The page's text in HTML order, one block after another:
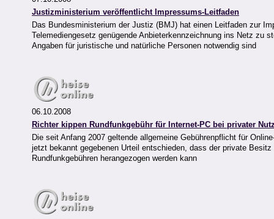
Justizministerium veröffentlicht Impressums-Leitfaden
Das Bundesministerium der Justiz (BMJ) hat einen Leitfaden zur
Telemediengesetz genügende Anbieterkennzeichnung ins Netz zu
Angaben für juristische und natürliche Personen notwendig sind
06.10.2008
Richter kippen Rundfunkgebühr für Internet-PC bei privater
Die seit Anfang 2007 geltende allgemeine Gebührenpflicht für
jetzt bekannt gegebenen Urteil entschieden, dass der private
Rundfunkgebühren herangezogen werden kann